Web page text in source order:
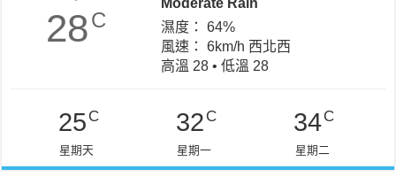
28C
濕度： 64%
風速： 6km/h 西北西
高溫 28 • 低溫 28
25 C
星期天
32 C
星期一
34C
星期二